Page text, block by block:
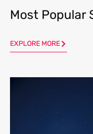
Most Popular
EXPLORE MORE